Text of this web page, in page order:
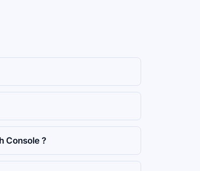
Console ?